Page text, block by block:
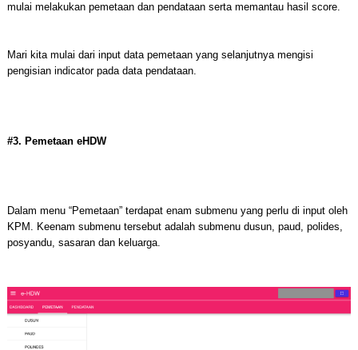
mulai melakukan pemetaan dan pendataan serta memantau hasil score.
Mari kita mulai dari input data pemetaan yang selanjutnya mengisi
pengisian indicator pada data pendataan.
#3. Pemetaan eHDW
Dalam menu “Pemetaan” terdapat enam submenu yang perlu di input oleh
KPM. Keenam submenu tersebut adalah submenu dusun, paud, polides,
posyandu, sasaran dan keluarga.